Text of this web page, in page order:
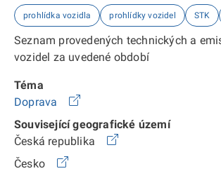
prohlídka vozidla prohlídky vozidel STK
Seznam provedených technických a
vozidel za uvedené období
Téma
Doprava
Související geografické území
Česká republika
Česko